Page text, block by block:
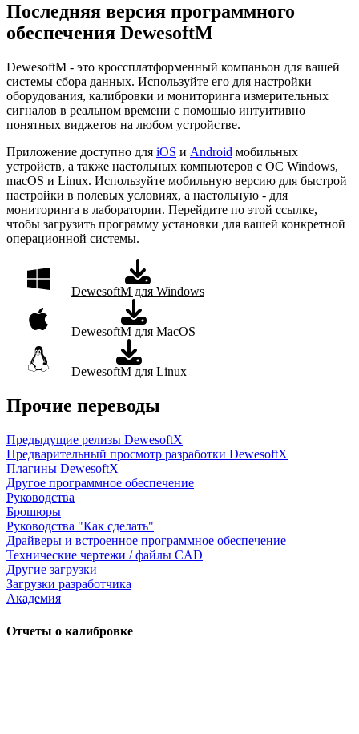
Последняя версия программного
обеспечения DewesoftM
DewesoftM - это кроссплатформенный компаньон для вашей
системы сбора данных. Используйте его для настройки
оборудования, калибровки и мониторинга измерительных
сигналов в реальном времени с помощью интуитивно
понятных виджетов на любом устройстве.
Приложение доступно для iOS и Android мобильных
устройств, а также настольных компьютеров с ОС Windows,
macOS и Linux. Используйте мобильную версию для быстрой
настройки в полевых условиях, а настольную - для
мониторинга в лаборатории. Перейдите по этой ссылке,
чтобы загрузить программу установки для вашей конкретной
операционной системы.
DewesoftM для Windows
DewesoftM для MacOS
DewesoftM для Linux
Прочие переводы
Предыдущие релизы DewesoftX
Предварительный просмотр разработки DewesoftX
Плагины DewesoftX
Другое программное обеспечение
Руководства
Брошюры
Руководства "Как сделать"
Драйверы и встроенное программное обеспечение
Технические чертежи / файлы CAD
Другие загрузки
Загрузки разработчика
Академия
Отчеты о калибровке